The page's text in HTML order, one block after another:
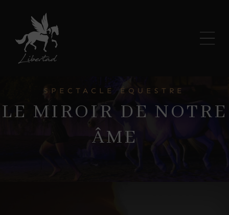
SPECTACLE ÉQUESTRE
LE MIROIR DE NOTRE
ÂME